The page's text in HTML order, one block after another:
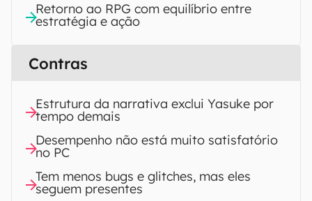
Retorno ao RPG com equilíbrio entre
estratégia e ação
Contras
Estrutura da narrativa exclui Yasuke por
tempo demais
Desempenho não está muito satisfatório
no PC
Tem menos bugs e glitches, mas eles
seguem presentes